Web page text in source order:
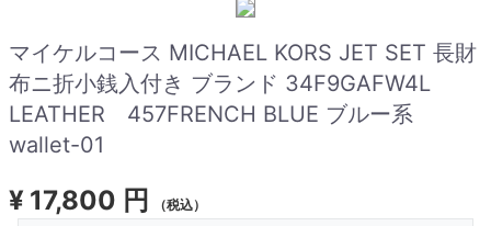
マイケルコース MICHAEL KORS JET SET 長財
布ニ折小銭入付き ブランド 34F9GAFW4L
LEATHER 457FRENCH BLUE ブルー系
wallet-01
¥ 17,800 円 （税込）